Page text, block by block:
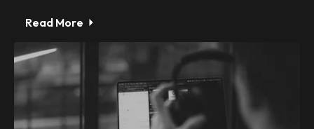
Read More